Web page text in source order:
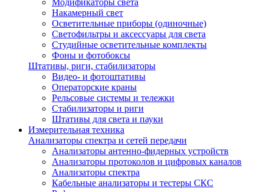
Модификаторы света
Накамерный свет
Осветительные приборы (одиночные)
Светофильтры и аксессуары для света
Студийные осветительные комплекты
Фоны и фотобоксы
Штативы, риги, стабилизаторы
Видео- и фотоштативы
Операторские краны
Рельсовые системы и тележки
Стабилизаторы и риги
Штативы для света и пауки
Измерительная техника
Анализаторы спектра и сетей передачи
Анализаторы антенно-фидерных устройств
Анализаторы протоколов и цифровых каналов
Анализаторы спектра
Кабельные анализаторы и тестеры СКС